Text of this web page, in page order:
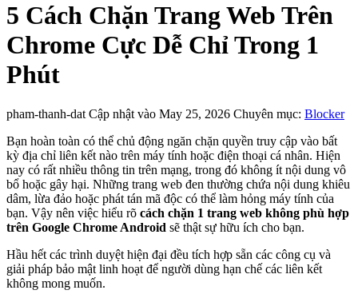
5 Cách Chặn Trang Web Trên
Chrome Cực Dễ Chỉ Trong 1
Phút
pham-thanh-dat Cập nhật vào May 25, 2026 Chuyên mục: Blocker
Bạn hoàn toàn có thể chủ động ngăn chặn quyền truy cập vào bất
kỳ địa chỉ liên kết nào trên máy tính hoặc điện thoại cá nhân. Hiện
nay có rất nhiều thông tin trên mạng, trong đó không ít nội dung vô
bổ hoặc gây hại. Những trang web đen thường chứa nội dung khiêu
dâm, lừa đảo hoặc phát tán mã độc có thể làm hỏng máy tính của
bạn. Vậy nên việc hiểu rõ cách chặn 1 trang web không phù hợp
trên Google Chrome Android sẽ thật sự hữu ích cho bạn.
Hầu hết các trình duyệt hiện đại đều tích hợp sẵn các công cụ và
giải pháp bảo mật linh hoạt để người dùng hạn chế các liên kết
không mong muốn.